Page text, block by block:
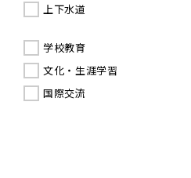
上下水道
学校教育
文化・生涯学習
国際交流